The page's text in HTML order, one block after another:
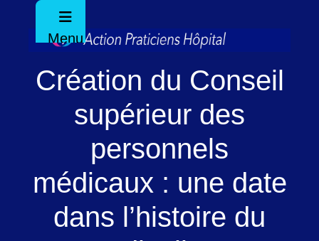
Menu
Création du Conseil
supérieur des
personnels
médicaux : une date
dans l’histoire du